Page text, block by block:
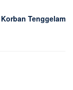
Tenggelam